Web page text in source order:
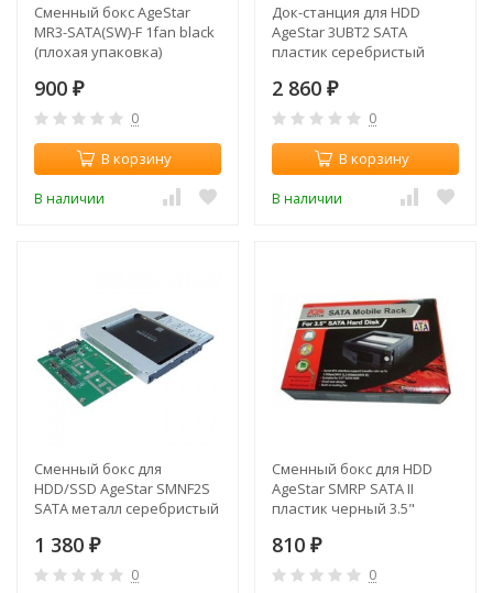
Сменный бокс AgeStar
MR3-SATA(SW)-F 1fan black
(плохая упаковка)
900 ₽
0
В корзину
В наличии
Док-станция для HDD
AgeStar 3UBT2 SATA
пластик серебристый
2 860 ₽
0
В корзину
В наличии
Сменный бокс для
HDD/SSD AgeStar SMNF2S
SATA металл серебристый
1 380 ₽
0
Сменный бокс для HDD
AgeStar SMRP SATA II
пластик черный 3.5"
810 ₽
0